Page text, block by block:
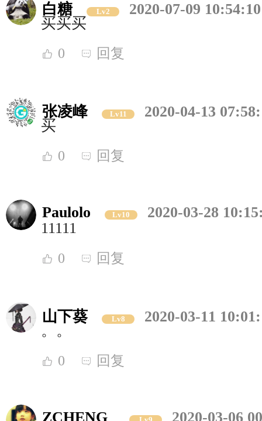
白糖 Lv2
2020-07-09 10:54:10
买买买
0 回复
张凌峰 Lv11
2020-04-13
买
0 回复
Paulolo Lv10
2020-03-28
11111
0 回复
山下葵 Lv8
2020-03-11
。。
0 回复
ZCHENG_ 2020-03-06